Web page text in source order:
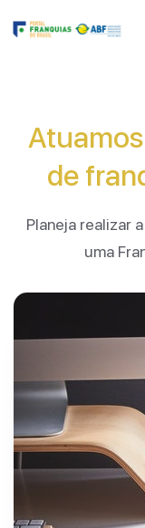
de
Planeja realizar
uma